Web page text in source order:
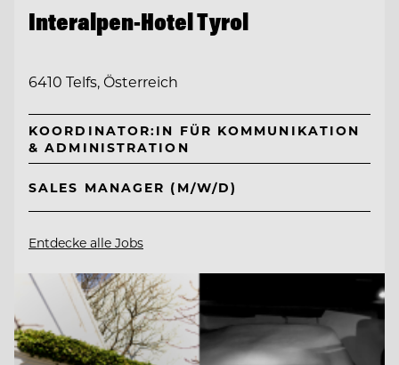
Interalpen-Hotel Tyrol
6410 Telfs, Österreich
KOORDINATOR:IN FÜR KOMMUNIKATION
& ADMINISTRATION
SALES MANAGER (M/W/D)
Entdecke alle Jobs